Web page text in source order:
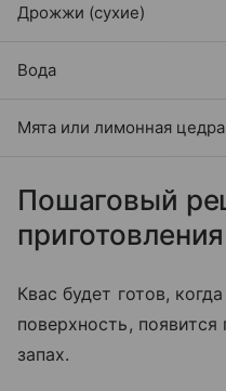
Дрожжи (сухие)
Вода
Мята или лимонная цедра
Пошаговый
приготовления
Квас будет готов,
поверхность,
запах.